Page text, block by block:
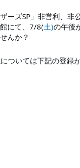
ーズSP」非営利、非
にて、7/8(土)の午後
んか？
ついては下記の登録が